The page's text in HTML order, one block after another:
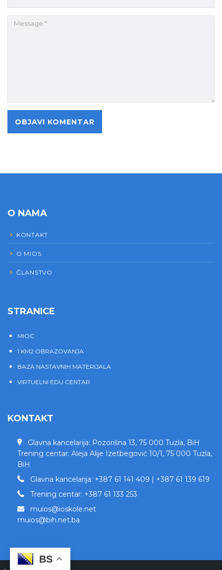
O NAMA
KONTAKT
O MIOS
ČLANSTVO
STRANICE
MIOC
1 KM2 OBRAZOVANJA
BAZA NASTAVNIH MATERIJALA
VIRTUELNI EDU CENTAR
KONTAKT
Glavna kancelarija: Pozorišna 13, 75 000 Tuzla, BiH
Trening centar: Aleja Alije Izetbegović 10/1, 75 000 Tuzla,
BiH
Glavna kancelarija: +387 61 141 409 | +387 61 139 619
Trening centar: +387 61 133 253
muios@ioskole.net
muios@bih.net.ba
BS